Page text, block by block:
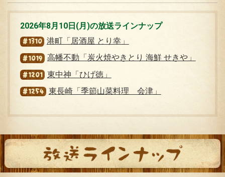
2026年8月10日(月)の放送ラインナップ
#1310 港町「居酒屋 とり幸」
#1019 高幡不動「炭火焼やきとり 海鮮 せきや」
#1201 東中神「ひげ徳」
#1254 東長崎「季節山菜料理 会津」